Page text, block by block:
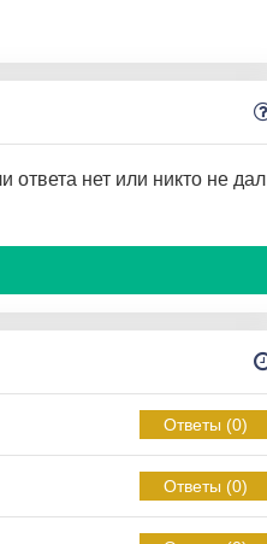
ответа нет или никто не дал
Ответы (0)
Ответы (0)